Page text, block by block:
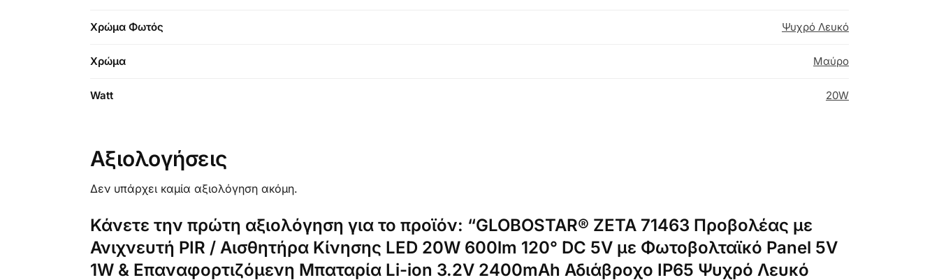
Χρώμα Φωτός Ψυχρό Λευκό
Χρώμα Μαύρο
Watt 20W
Αξιολογήσεις
Δεν υπάρχει καμία αξιολόγηση ακόμη.
Κάνετε την πρώτη αξιολόγηση για το προϊόν: “GLOBOSTAR® ZETA 71463 Προβολέας με
Ανιχνευτή PIR / Αισθητήρα Κίνησης LED 20W 600lm 120° DC 5V με Φωτοβολταϊκό Panel 5V
1W & Επαναφορτιζόμενη Μπαταρία Li-ion 3.2V 2400mAh Αδιάβροχο IP65 Ψυχρό Λευκό